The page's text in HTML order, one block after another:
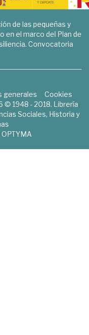
de las pequeñas y
en el marco del Plan de
Convocatoria
generales
Cookies
© 1948 - 2018. Librería
Sociales, Historia y
OPTYMA